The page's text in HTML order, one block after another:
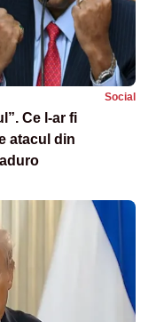
Social
Ce l-ar fi
atacul din